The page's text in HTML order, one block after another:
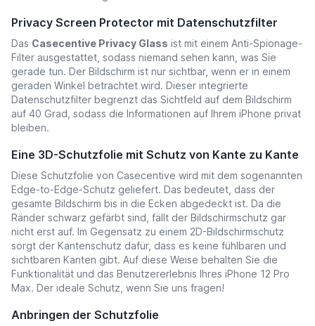
Privacy Screen Protector mit Datenschutzfilter
Das Casecentive Privacy Glass ist mit einem Anti-Spionage-
Filter ausgestattet, sodass niemand sehen kann, was Sie
gerade tun. Der Bildschirm ist nur sichtbar, wenn er in einem
geraden Winkel betrachtet wird. Dieser integrierte
Datenschutzfilter begrenzt das Sichtfeld auf dem Bildschirm
auf 40 Grad, sodass die Informationen auf Ihrem iPhone privat
bleiben.
Eine 3D-Schutzfolie mit Schutz von Kante zu Kante
Diese Schutzfolie von Casecentive wird mit dem sogenannten
Edge-to-Edge-Schutz geliefert. Das bedeutet, dass der
gesamte Bildschirm bis in die Ecken abgedeckt ist. Da die
Ränder schwarz gefärbt sind, fällt der Bildschirmschutz gar
nicht erst auf. Im Gegensatz zu einem 2D-Bildschirmschutz
sorgt der Kantenschutz dafür, dass es keine fühlbaren und
sichtbaren Kanten gibt. Auf diese Weise behalten Sie die
Funktionalität und das Benutzererlebnis Ihres iPhone 12 Pro
Max. Der ideale Schutz, wenn Sie uns fragen!
Anbringen der Schutzfolie